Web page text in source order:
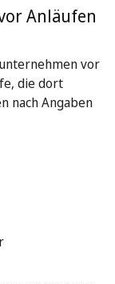
Anläufen
vor
die dort
nach Angaben